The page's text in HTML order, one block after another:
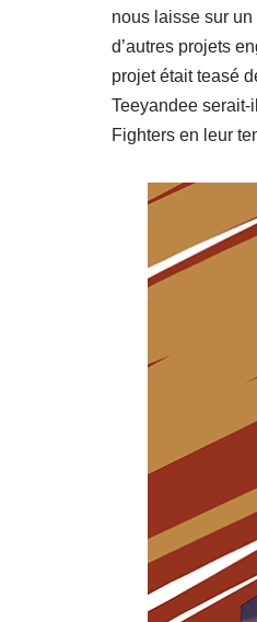
nous laisse sur
d’autres projets
projet était teasé
Teeyandee serait-
Fighters en leur